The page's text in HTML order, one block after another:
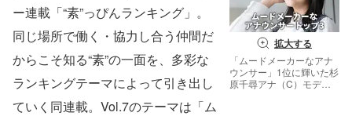
拡大する
「ムードメーカーなアナ
ウンサー」1位に輝いた杉
原千尋アナ（C）モデル
ー連載「“素”っぴんランキング」。
同じ場所で働く・協力し合う仲間だ
からこそ知る“素”の一面を、多彩な
ランキングテーマによって引き出し
ていく同連載。Vol.7のテーマは「ム